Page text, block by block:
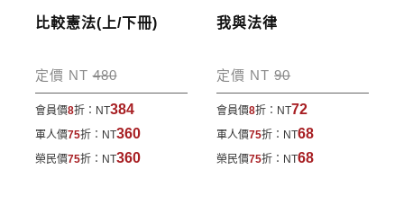
運費說明:
包裹運送，一律免運費；899元以下須自付80元運
費。外文書籍將由專人估價
，訂購後48小時內回覆運
比較憲法(上/下冊)
定價 NT480
會員價8折： NT384
軍人價75折： NT360
榮民價75折： NT360
我與法律
定價 NT90
會員價8折： NT72
軍人價75折： NT68
榮民價75折： NT68